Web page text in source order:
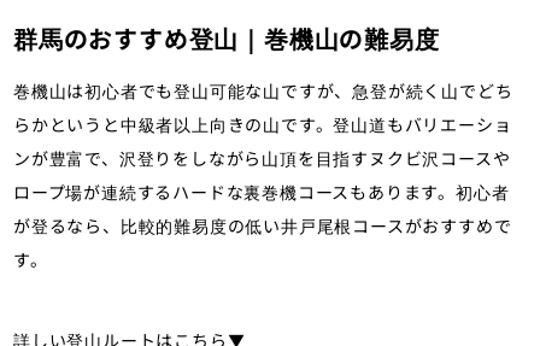
群馬のおすすめ登山｜巻機山の難易度
巻機山は初心者でも登山可能な山ですが、急登が続く山でどち
らかというと中級者以上向きの山です。登山道もバリエーショ
ンが豊富で、沢登りをしながら山頂を目指すヌクビ沢コースや
ロープ場が連続するハードな裏巻機コースもあります。初心者
が登るなら、比較的難易度の低い井戸尾根コースがおすすめで
す。
詳しい登山ルートはこちら▼